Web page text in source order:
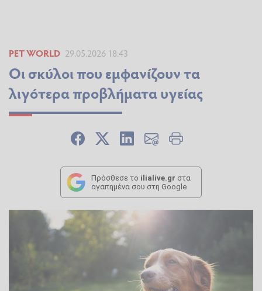
PET WORLD 29.05.2026 18:43
Οι σκύλοι που εμφανίζουν τα
λιγότερα προβλήματα υγείας
Πρόσθεσε το ilialive.gr στα
αγαπημένα σου στη Google